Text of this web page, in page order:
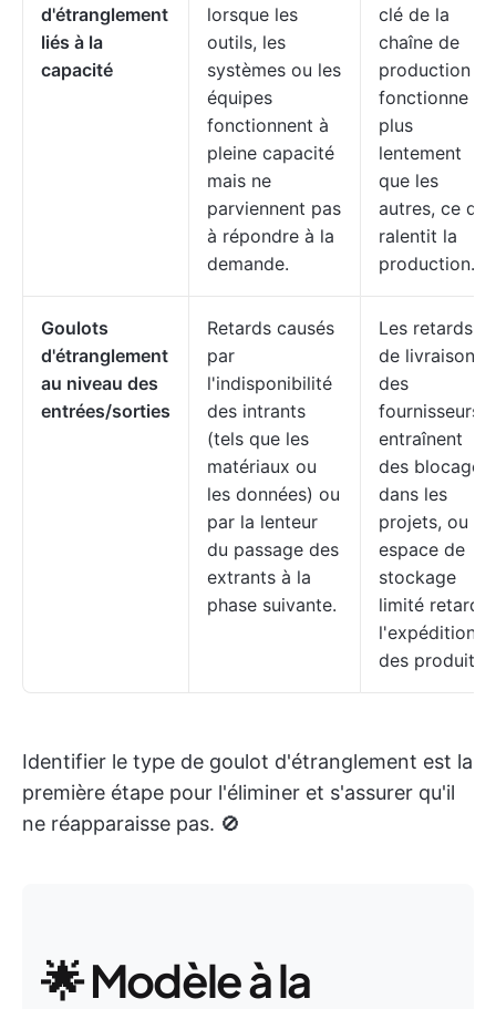
d'étranglement
liés à la
capacité
lorsque les
outils, les
systèmes ou les
équipes
fonctionnent à
pleine capacité
mais ne
parviennent pas
à répondre à la
demande.
clé de la
chaîne de
production
fonctionne
plus
lentement
que les
autres, ce qui
ralentit la
production.
Goulots
d'étranglement
au niveau des
entrées/sorties
Retards causés
par
l'indisponibilité
des intrants
(tels que les
matériaux ou
les données) ou
par la lenteur
du passage des
extrants à la
phase suivante.
Les retards
de livraison
des
fournisseurs
entraînent
des blocages
dans les
projets, ou un
espace de
stockage
limité retarde
l'expédition
des produits.
Identifier le type de goulot d'étranglement est la
première étape pour l'éliminer et s'assurer qu'il
ne réapparaisse pas. 🚫
🌟 Modèle à la